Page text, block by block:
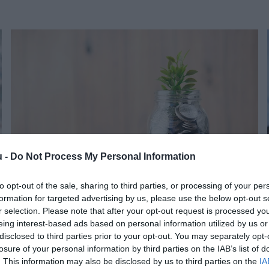
- Do Not Process My Personal Information
opt-out of the sale, sharing to third parties, or processing of your
for targeted advertising by us, please use the below opt-out
selection. Please note that after your opt-out request is processed
interest-based ads based on personal information utilized by us
to third parties prior to your opt-out. You may separately
of your personal information by third parties on the IAB’s list of
This information may also be disclosed by us to third parties on the
ADÓ
Mikor érdemes TBSZ-en tartani a pénzünket és
mikor nem?
A tartós befektetési számlákon (tbsz) tartott pénzekre a korábbi